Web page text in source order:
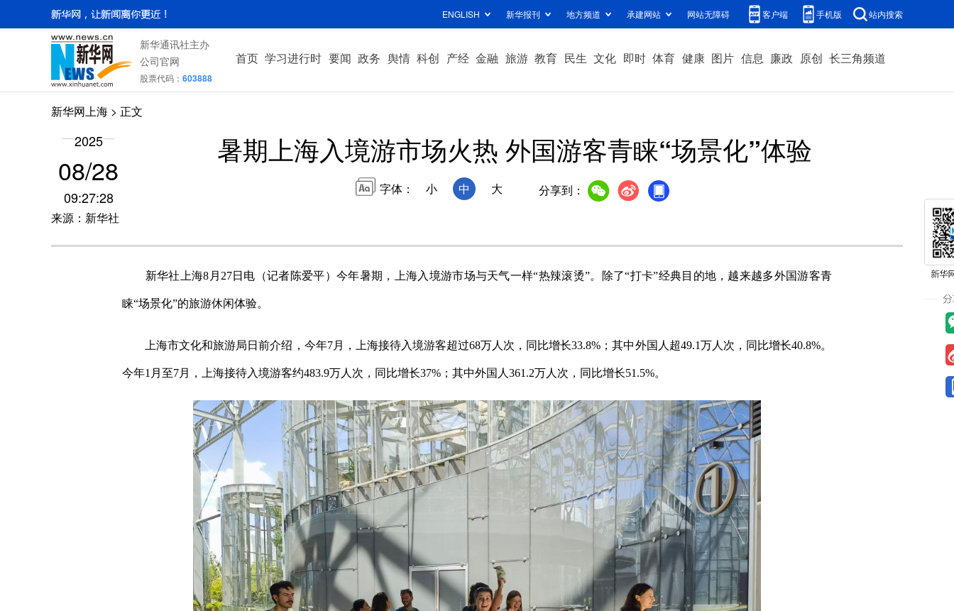
ENGLISH 新华报刊 地方频道 承建网站 网站无障碍 客户端 手机版 站内搜索
新华通讯社主办
公司官网
股票代码： 603888
首页 学习进行时 要闻 政务 舆情 科创 产经 金融 旅游 教育 民生 文化 即时 体育 健康 图片 信息 廉政 原创 长三角频道
新华网上海 > 正文
2025
08/28
09:27:28
来源：新华社
暑期上海入境游市场火热 外国游客青睐“场景化”体验
字体： 小 中 大 分享到：
新华社上海8月27日电（记者陈爱平）今年暑期，上海入境游市场与天气一样“热辣滚烫”。除了“打卡”经典目的地，越来越多外国游客青
睐“场景化”的旅游休闲体验。
上海市文化和旅游局日前介绍，今年7月，上海接待入境游客超过68万人次，同比增长33.8%；其中外国人超49.1万人次，同比增长40.8%。
今年1月至7月，上海接待入境游客约483.9万人次，同比增长37%；其中外国人361.2万人次，同比增长51.5%。